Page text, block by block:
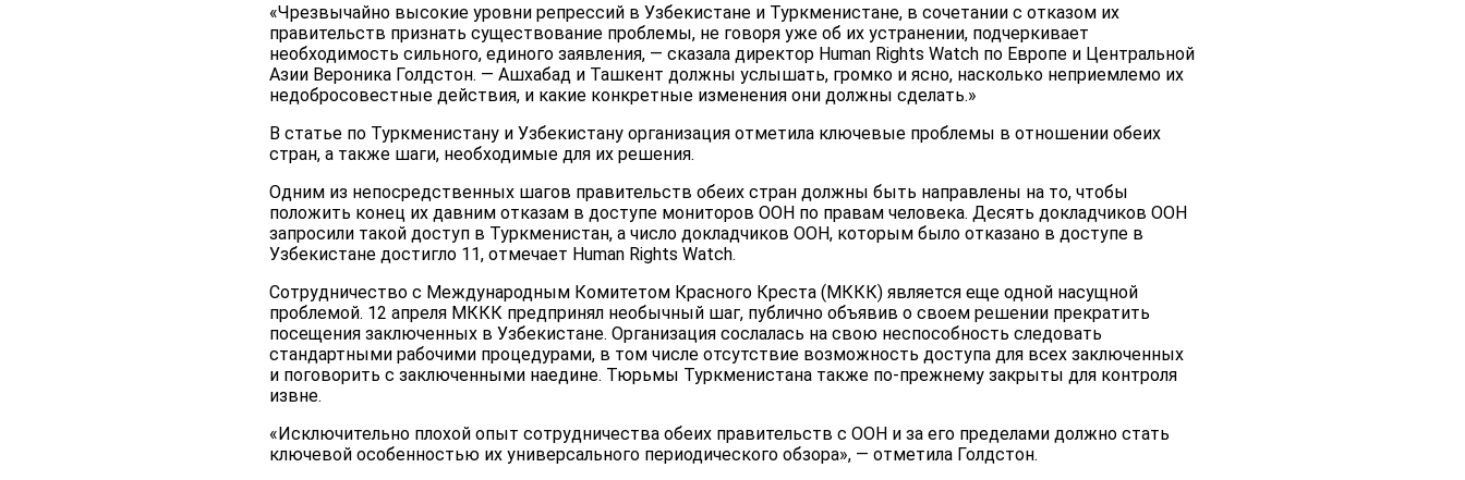
«Чрезвычайно высокие уровни репрессий в Узбекистане и Туркменистане, в сочетании с отказом их
правительств признать существование проблемы, не говоря уже об их устранении, подчеркивает
необходимость сильного, единого заявления, — сказала директор Human Rights Watch по Европе и Центральной
Азии Вероника Голдстон. — Ашхабад и Ташкент должны услышать, громко и ясно, насколько неприемлемо их
недобросовестные действия, и какие конкретные изменения они должны сделать.»
В статье по Туркменистану и Узбекистану организация отметила ключевые проблемы в отношении обеих
стран, а также шаги, необходимые для их решения.
Одним из непосредственных шагов правительств обеих стран должны быть направлены на то, чтобы
положить конец их давним отказам в доступе мониторов ООН по правам человека. Десять докладчиков ООН
запросили такой доступ в Туркменистан, а число докладчиков ООН, которым было отказано в доступе в
Узбекистане достигло 11, отмечает Human Rights Watch.
Сотрудничество с Международным Комитетом Красного Креста (МККК) является еще одной насущной
проблемой. 12 апреля МККК предпринял необычный шаг, публично объявив о своем решении прекратить
посещения заключенных в Узбекистане. Организация сослалась на свою неспособность следовать
стандартными рабочими процедурами, в том числе отсутствие возможность доступа для всех заключенных
и поговорить с заключенными наедине. Тюрьмы Туркменистана также по-прежнему закрыты для контроля
извне.
«Исключительно плохой опыт сотрудничества обеих правительств с ООН и за его пределами должно стать
ключевой особенностью их универсального периодического обзора», — отметила Голдстон.